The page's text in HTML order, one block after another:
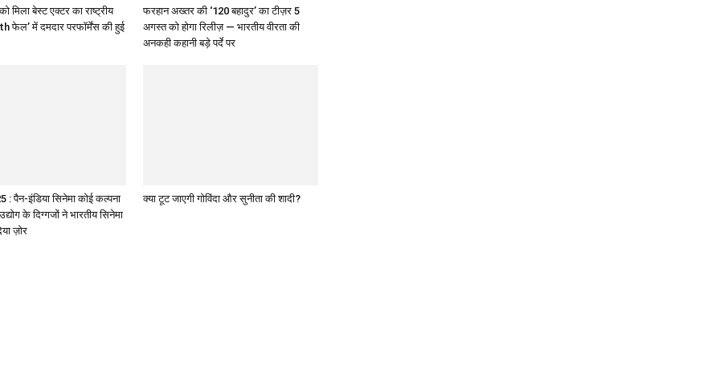
मिला बेस्ट एक्टर का राष्ट्रीय
फेल’ में दमदार परफॉर्मेंस की हुई
फरहान अख्तर की ‘120 बहादुर’ का टीज़र 5
अगस्त को होगा रिलीज़ — भारतीय वीरता की
अनकही कहानी बड़े पर्दे पर
: पैन-इंडिया सिनेमा कोई कल्पना
के दिग्गजों ने भारतीय सिनेमा
ज़ोर
क्या टूट जाएगी गोविंदा और सुनीता की शादी?